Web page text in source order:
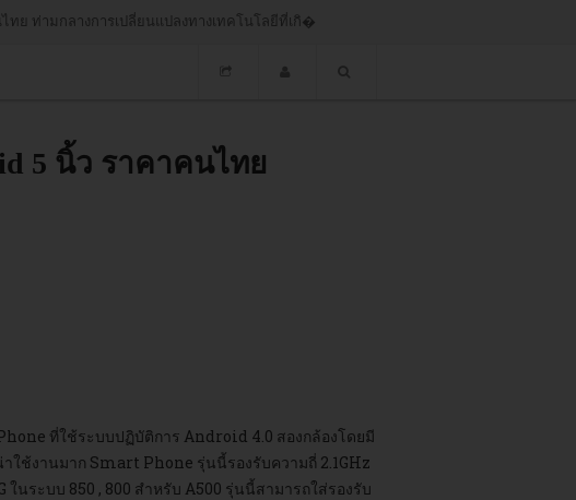
ส่งเสริมการใช้คลาวด์...
5 นิ้ว ราคาคนไทย
ที่ใช้ระบบปฏิบัติการ Android 4.0 สองกล้องโดยมี
ใช้งานมาก Smart Phone รุ่นนี้รองรับความถี่ 2.1GHz
นระบบ 850 , 800 สำหรับ A500 รุ่นนี้สามารถใส่รองรับ